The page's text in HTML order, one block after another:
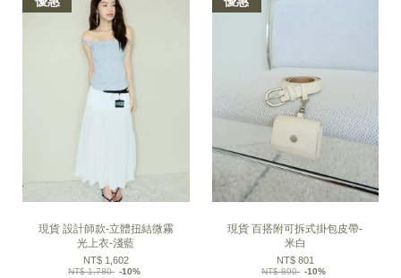
現貨 設計師款-立體扭結微霧
光上衣-淺藍
NT$ 1,602
NT$ 1,780 -10%
現貨 百搭附可拆式掛包皮帶-
米白
NT$ 801
NT$ 890 -10%